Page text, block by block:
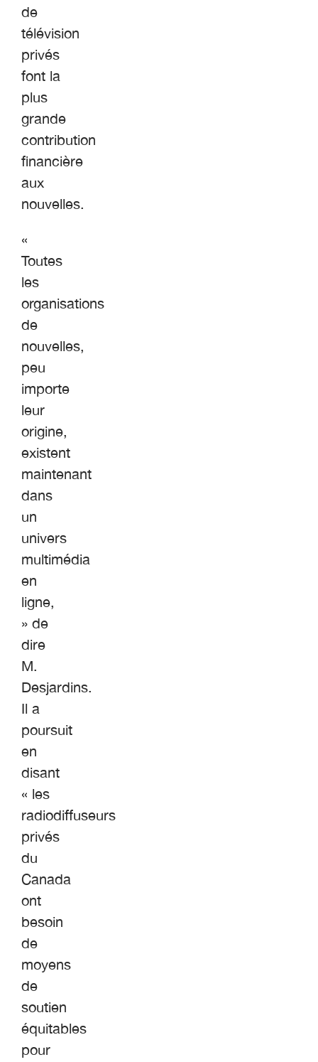
de
télévision
privés
font la
plus
grande
contribution
financière
aux
nouvelles.
«
Toutes
les
organisations
de
nouvelles,
peu
importe
leur
origine,
existent
maintenant
dans
un
univers
multimédia
en
ligne,
» de
dire
M.
Desjardins.
Il a
poursuit
en
disant
« les
radiodiffuseurs
privés
du
Canada
ont
besoin
de
moyens
de
soutien
équitables
pour